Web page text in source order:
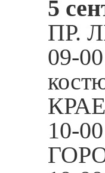
5
ПР.
09-
10-